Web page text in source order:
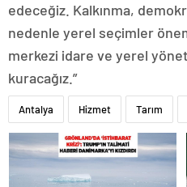
edeceğiz. Kalkınma,
nedenle yerel seçimler
merkezi idare ve yerel
kuracağız.”
Antalya Hizmet Tarım